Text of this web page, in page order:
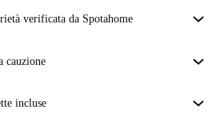
verificata da Spotahome
ciò che vedi nell'annuncio.
cauzione
deposito.
incluse